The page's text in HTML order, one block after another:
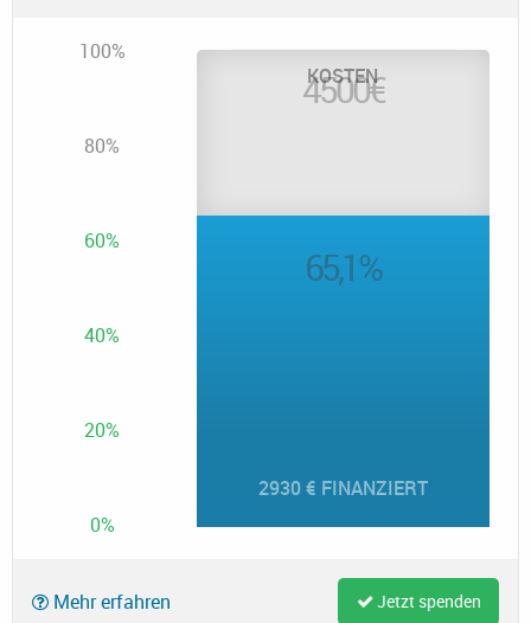
100%
80%
60%
40%
20%
0%
4500€
KOSTEN
65,1%
2930 € FINANZIERT
Mehr erfahren Jetzt spenden